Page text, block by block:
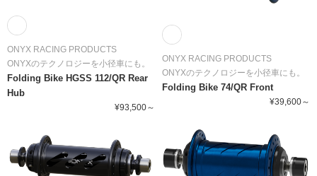
ONYX RACING PRODUCTS
ONYXのテクノロジーを小径車にも。
Folding Bike HGSS 112/QR Rear
Hub
¥93,500～
ONYX RACING PRODUCTS
ONYXのテクノロジーを小径車にも。
Folding Bike 74/QR Front
¥39,600～